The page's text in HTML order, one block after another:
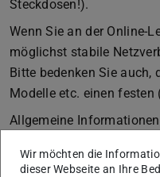
Steckdosen!).
Wenn Sie an der Online-
möglichst stabile
Bitte bedenken Sie auch,
Modelle etc. einen
Allgemeine
darmstadt.de/
Wir möchten die
dieser Webseite an Ihre